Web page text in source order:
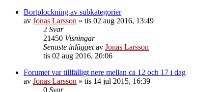
Bortplockning av subkategorier
av Jonas Larsson » tis 02 aug 2016, 13:49
2 Svar
21450 Visningar
Senaste inläggetav Jonas Larsson
tis 02 aug 2016, 20:06
Forumet var tillfälligt nere mellan ca 12 och 17 i dag
av Jonas Larsson » tis 14 jul 2015, 16:39
0 Svar